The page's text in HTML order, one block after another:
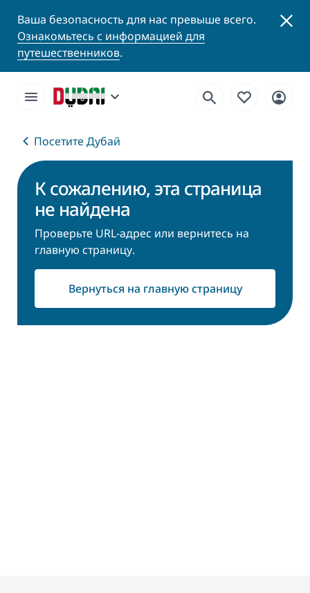
Ваша безопасность для нас превыше всего.
Ознакомьтесь с информацией для
путешественников.
Посетите Дубай
К сожалению, эта страница
не найдена
Проверьте URL-адрес или вернитесь на
главную страницу.
Вернуться на главную страницу